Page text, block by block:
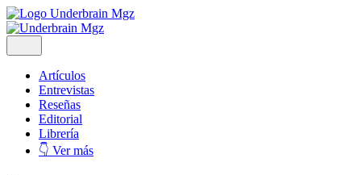
Artículos
Entrevistas
Reseñas
Editorial
Librería
👇 Ver más